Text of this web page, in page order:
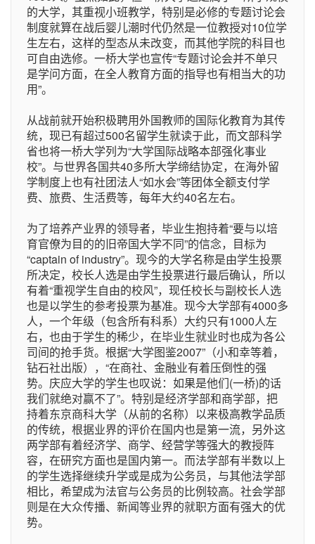
的大学，其重视小班教学，特别是必修的专题讨论会
制度就算在战后婴儿潮时代仍然是一位教授对10位学
生左右，这样的型态从未改变，而其他学院的科目也
可自由选修。一桥大学也宣传“专题讨论会并不单只
是学问方面，在全人教育方面的指导也有相当大的功
用”。
从战前就开始积极聘用外国教师的国际化教育为其传
统，现已有超过500名留学生就读于此，而文部科学
省也将一桥大学列为“大学国际战略本部强化事业
校”。与世界各国共40多所大学缔结协定，在海外留
学制度上也有社团法人“如水会”等团体全额支付学
费、旅费、生活费等，每年大约40名左右。
为了培养产业界的领导者，毕业生抱持着“要与以培
育官僚为目的的旧帝国大学不同”的信念，目标为
“captain of industry”。现今的大学名称是由学生投票
所决定，校长人选是由学生投票进行最后确认，所以
有着“重视学生自由的校风”，现任校长与副校长人选
也是以学生的参考投票为基准。现今大学部有4000多
人，一个年级（包含所有科系）大约只有1000人左
右，也由于学生的稀少，在毕业生就业时也成为各公
司间的抢手货。根据“大学图鉴2007”（小和幸等着，
钻石社出版），“在商社、金融业有着压倒性的强
势。庆应大学的学生也叹说：如果是他们(一桥)的话
我们就绝对赢不了”。特别是经济学部和商学部，把
持着东京商科大学（从前的名称）以来极高教学品质
的传统，根据业界的评价在国内也是第一流，另外这
两学部有着经济学、商学、经营学等强大的教授阵
容，在研究方面也是国内第一。而法学部有半数以上
的学生选择继续升学或是成为公务员，与其他法学部
相比，希望成为法官与公务员的比例较高。社会学部
则是在大众传播、新闻等业界的就职方面有强大的优
势。